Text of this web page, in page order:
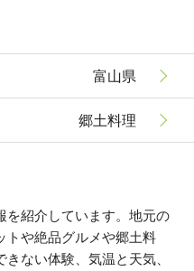
富山県
郷土料理
を紹介しています。地元の
トや絶品グルメや郷土料
ない体験、気温と天気、